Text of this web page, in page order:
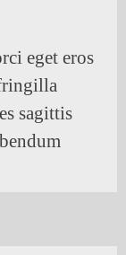
eget eros
sagittis